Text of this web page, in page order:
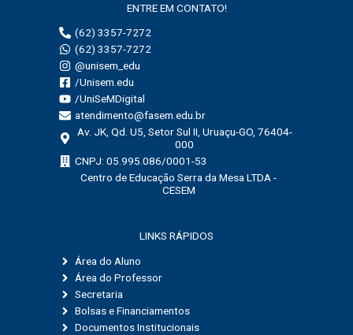
ENTRE EM CONTATO!
(62) 3357-7272
(62) 3357-7272
@unisem_edu
/Unisem.edu
/UniSeMDigital
atendimento@fasem.edu.br
Av. JK, Qd. U5, Setor Sul II, Uruaçu-GO, 76404-
000
CNPJ: 05.995.086/0001-53
Centro de Educação Serra da Mesa LTDA -
CESEM
LINKS RÁPIDOS
Área do Aluno
Área do Professor
Secretaria
Bolsas e Financiamentos
Documentos Institucionais